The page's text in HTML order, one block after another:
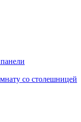
со столешницей